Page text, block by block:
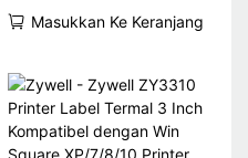
80mm 3 "Printer Label
Masukkan Ke Keranjang